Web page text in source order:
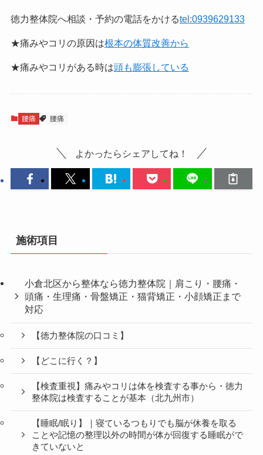
徳力整体院へ相談・予約の電話をかけるtel:0939629133
★痛みやコリの原因は根本の体質改善から
★痛みやコリがある時は頭も膨張している
腰痛 腰痛
よかったらシェアしてね！
施術項目
小倉北区から整体なら徳力整体院｜肩こり・腰痛・
頭痛・生理痛・骨盤矯正・猫背矯正・小顔矯正まで
対応
【徳力整体院の口コミ】
【どこに行く？】
【検査重視】痛みやコリは体を検査する事から・徳力
整体院は検査することが基本（北九州市）
【睡眠/眠り】｜寝ているつもりでも脳が休養を取る
ことや記憶の整理以外の時間が体が回復する睡眠がで
きていないと